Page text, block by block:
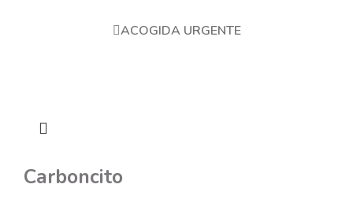
ACOGIDA URGENTE
Carboncito